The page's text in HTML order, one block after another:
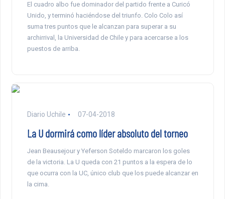
El cuadro albo fue dominador del partido frente a Curicó
Unido, y terminó haciéndose del triunfo. Colo Colo así
suma tres puntos que le alcanzan para superar a su
archirrival, la Universidad de Chile y para acercarse a los
puestos de arriba.
Diario Uchile 07-04-2018
La U dormirá como líder absoluto del torneo
Jean Beausejour y Yeferson Soteldo marcaron los goles
de la victoria. La U queda con 21 puntos a la espera de lo
que ocurra con la UC, único club que los puede alcanzar en
la cima.